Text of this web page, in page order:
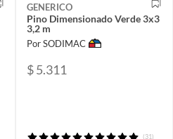
GENERICO
Pino Dimensionado Verde 3x3
3,2 m
Por SODIMAC
$ 5.311
(31)